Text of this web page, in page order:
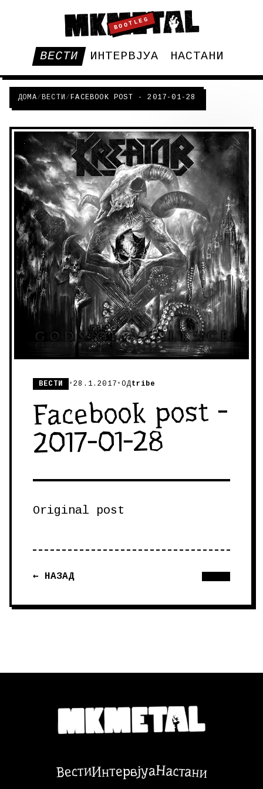
BOOTLEG
ВЕСТИ ИНТЕРВЈУА НАСТАНИ
ДОМА/ВЕСТИ /FACEBOOK POST - 2017-01-28
ВЕСТИ •28.1.2017 •ОДtribe
Facebook post -
2017-01-28
Original post
← НАЗАД
ВестиИнтервјуаНастани